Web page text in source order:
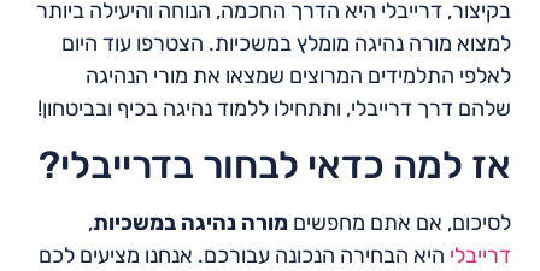
בקיצור, דרייבלי היא הדרך החכמה, הנוחה והיעילה ביותר
למצוא מורה נהיגה מומלץ במשכיות. הצטרפו עוד היום
לאלפי התלמידים המרוצים שמצאו את מורי הנהיגה
שלהם דרך דרייבלי, ותתחילו ללמוד נהיגה בכיף ובביטחון!
אז למה כדאי לבחור בדרייבלי?
לסיכום, אם אתם מחפשים מורה נהיגה במשכיות,
דרייבלי היא הבחירה הנכונה עבורכם. אנחנו מציעים לכם